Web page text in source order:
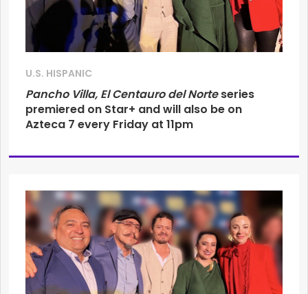
U.S. HISPANIC
Pancho Villa, El Centauro del Norteseries
premiered on Star+ and will also be on
Azteca 7 every Friday at 11pm